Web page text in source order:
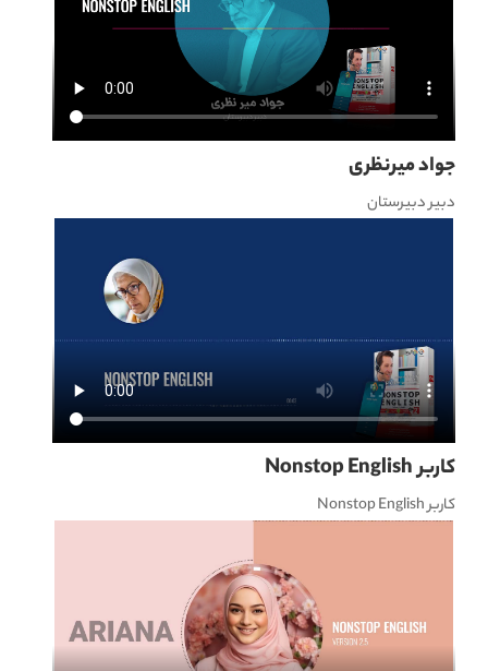
جواد میرنظری
دبیر دبیرستان
کاربر Nonstop English
کاربر Nonstop English